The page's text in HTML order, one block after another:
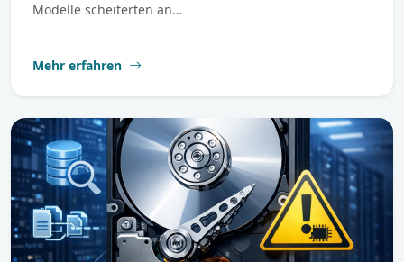
Modelle scheiterten an…
Mehr erfahren